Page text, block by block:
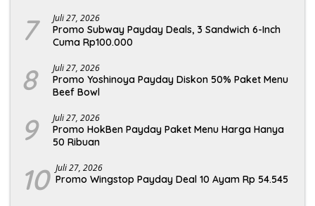
7 Juli 27, 2026
Promo Subway Payday Deals, 3 Sandwich 6-Inch
Cuma Rp100.000
8 Juli 27, 2026
Promo Yoshinoya Payday Diskon 50% Paket Menu
Beef Bowl
9 Juli 27, 2026
Promo HokBen Payday Paket Menu Harga Hanya
50 Ribuan
10 Juli 27, 2026
Promo Wingstop Payday Deal 10 Ayam Rp 54.545